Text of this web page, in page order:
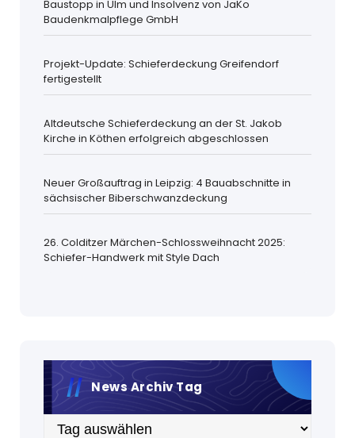
Baustopp in Ulm und Insolvenz von JaKo
Baudenkmalpflege GmbH
Projekt-Update: Schieferdeckung Greifendorf
fertigestellt
Altdeutsche Schieferdeckung an der St. Jakob
Kirche in Köthen erfolgreich abgeschlossen
Neuer Großauftrag in Leipzig: 4 Bauabschnitte in
sächsischer Biberschwanzdeckung
26. Colditzer Märchen-Schlossweihnacht 2025:
Schiefer-Handwerk mit Style Dach
News Archiv Tag
Archiv